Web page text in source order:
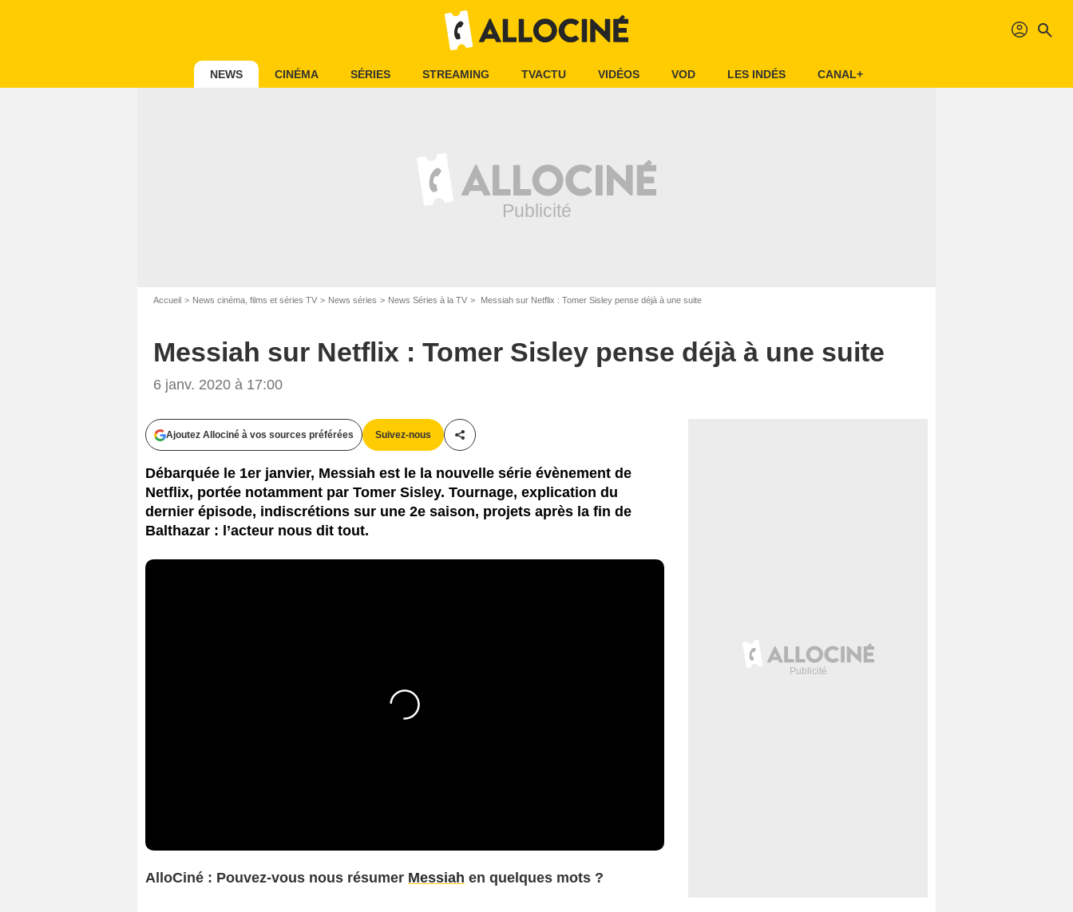
profil search
NEWS CINÉMA SÉRIES STREAMING TVACTU VIDÉOS VOD LES INDÉS CANAL+
Accueil News cinéma, films et séries TV News séries News Séries à la TV Messiah sur Netflix : Tomer Sisley pense déjà à une suite
Messiah sur Netflix : Tomer Sisley pense déjà à une suite
6 janv. 2020 à 17:00
Ajoutez Allociné à vos sources préférées Suivez-nous
Partager cet article
Débarquée le 1er janvier, Messiah est le la nouvelle série évènement de
Netflix, portée notamment par Tomer Sisley. Tournage, explication du
dernier épisode, indiscrétions sur une 2e saison, projets après la fin de
Balthazar : l’acteur nous dit tout.
AlloCiné : Pouvez-vous nous résumer Messiah en quelques mots ?